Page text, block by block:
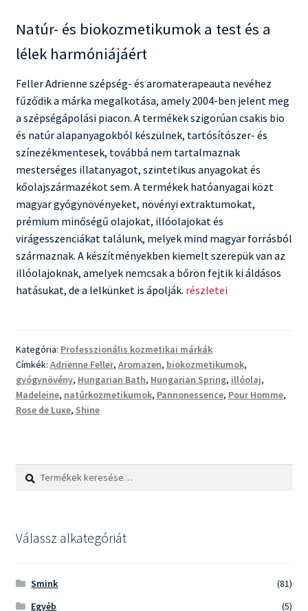
Natúr- és biokozmetikumok a test és a
lélek harmóniájáért
Feller Adrienne szépség- és aromaterapeauta nevéhez
fűződik a márka megalkotása, amely 2004-ben jelent meg
a szépségápolási piacon. A termékek szigorúan csakis bio
és natúr alapanyagokból készülnek, tartósítószer- és
színezékmentesek, továbbá nem tartalmaznak
mesterséges illatanyagot, szintetikus anyagokat és
kőolajszármazékot sem. A termékek hatóanyagai közt
magyar gyógynövényeket, növényi extraktumokat,
prémium minőségű olajokat, illóolajokat és
virágesszenciákat találunk, melyek mind magyar forrásból
származnak. A készítményekben kiemelt szerepük van az
illóolajoknak, amelyek nemcsak a bőrön fejtik ki áldásos
hatásukat, de a lelkünket is ápolják. Adrienne
natúrkozmetikumok
a
természetes
részletei
Kategória: Professzionális kozmetikai márkák
Címkék: Adrienne Feller, Aromazen, biokozmetikumok,
gyógynövény, Hungarian Bath, Hungarian Spring, illóolaj,
Madeleine, natúrkozmetikumok, Pannonessence, Pour Homme,
Rose de Luxe, Shine
Keresés
Keresés
Válassz alkategóriát
Smink
(81)
Egyéb
(5)